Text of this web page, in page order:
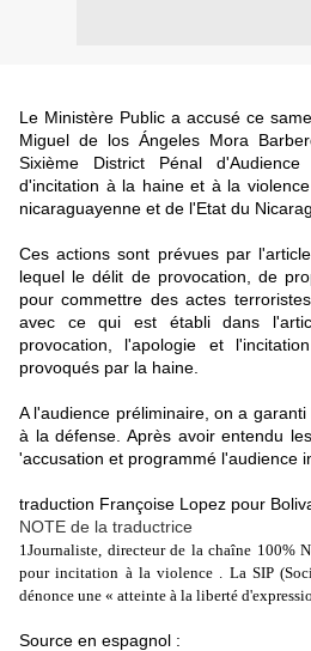
Le Ministère Public a accusé ce
Miguel de los Ángeles Mora
Sixième District Pénal
d'incitation à la haine et à la
nicaraguayenne et de l'Etat du
Ces actions sont prévues par
lequel le délit de provocation, de
pour commettre des actes
avec ce qui est établi dans
provocation, l'apologie et
provoqués par la haine.
A l'audience préliminaire, on a
à la défense. Après avoir entendu
'accusation et programmé l'audience
traduction Françoise Lopez pour
NOTE de la traductrice
1Journaliste, directeur de la chaîne 100%
pour incitation à la violence . La SIP
dénonce une « atteinte à la liberté
Source en espagnol :